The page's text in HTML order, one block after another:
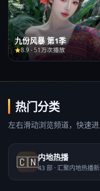
九份风暴 第1季
8.9 · 51万次播放
热门分类
左右滑动浏览频道，快速
🇨🇳内地热播
43部 ·汇聚内地热播